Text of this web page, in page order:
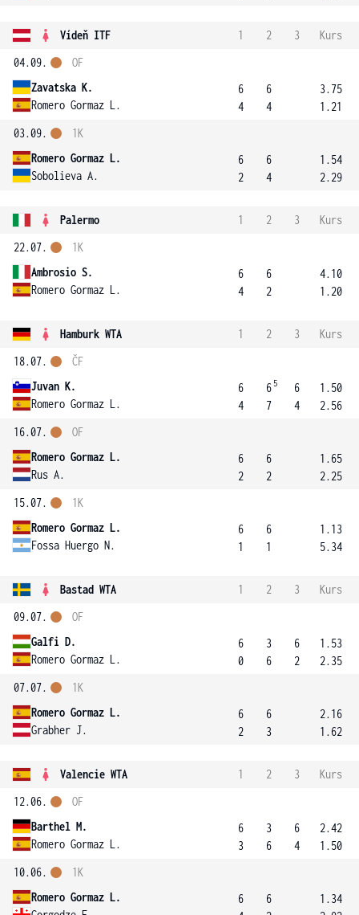
Vídeň ITF 1 2 3
Kurs
04.09.
Zavatska K.
Romero Gormaz L.
OF
6
4
6
4
3.75
1.21
03.09.
Romero Gormaz L.
Sobolieva A.
1K
6
2
6
4
1.54
2.29
Palermo 1 2 3
Kurs
22.07.
Ambrosio S.
Romero Gormaz L.
1K
6
4
6
2
4.10
1.20
Hamburk WTA 1 2 3
Kurs
18.07.
Juvan K.
Romero Gormaz L.
ČF
6
4
6 5
7
6
4
1.50
2.56
16.07.
Romero Gormaz L.
Rus A.
OF
6
2
6
2
1.65
2.25
15.07.
Romero Gormaz L.
Fossa Huergo N.
1K
6
1
6
1
1.13
5.34
Bastad WTA 1 2 3
Kurs
09.07.
Galfi D.
Romero Gormaz L.
OF
6
0
3
6
6
2
1.53
2.35
07.07.
Romero Gormaz L.
Grabher J.
1K
6
2
6
3
2.16
1.62
Valencie WTA 1 2 3
Kurs
12.06.
Barthel M.
Romero Gormaz L.
OF
6
3
3
6
6
4
2.42
1.50
10.06.
Romero Gormaz L.
1K
6
6
1.34